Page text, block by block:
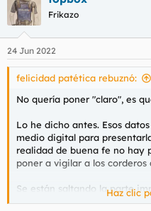
c
i
e
s
Frikazo
24 Jun 2022
felicidad patética rebuznó:
No quería poner "claro", es
Lo he dicho antes. Esos
medio digital para
realidad de buena fe no hay
poner a vigilar a los corderos
Se están saltando la parte
van directamente a la raíz.
Haz clic